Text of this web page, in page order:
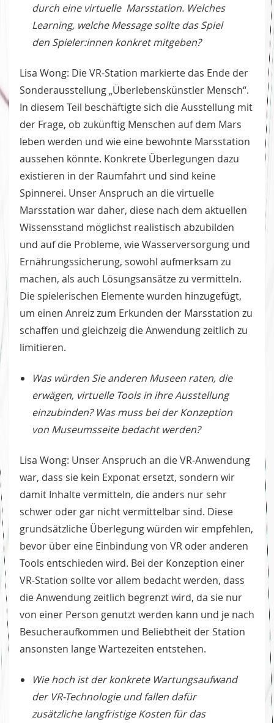
durch eine virtuelle Marsstation. Welches
Learning, welche Message sollte das Spiel
den Spieler:innen konkret mitgeben?
Lisa Wong: Die VR-Station markierte das Ende der
Sonderausstellung „Überlebenskünstler Mensch“.
In diesem Teil beschäftigte sich die Ausstellung mit
der Frage, ob zukünftig Menschen auf dem Mars
leben werden und wie eine bewohnte Marsstation
aussehen könnte. Konkrete Überlegungen dazu
existieren in der Raumfahrt und sind keine
Spinnerei. Unser Anspruch an die virtuelle
Marsstation war daher, diese nach dem aktuellen
Wissensstand möglichst realistisch abzubilden
und auf die Probleme, wie Wasserversorgung und
Ernährungssicherung, sowohl aufmerksam zu
machen, als auch Lösungsansätze zu vermitteln.
Die spielerischen Elemente wurden hinzugefügt,
um einen Anreiz zum Erkunden der Marsstation zu
schaffen und gleichzeig die Anwendung zeitlich zu
limitieren.
Was würden Sie anderen Museen raten, die
erwägen, virtuelle Tools in ihre Ausstellung
einzubinden? Was muss bei der Konzeption
von Museumsseite bedacht werden?
Lisa Wong: Unser Anspruch an die VR-Anwendung
war, dass sie kein Exponat ersetzt, sondern wir
damit Inhalte vermitteln, die anders nur sehr
schwer oder gar nicht vermittelbar sind. Diese
grundsätzliche Überlegung würden wir empfehlen,
bevor über eine Einbindung von VR oder anderen
Tools entschieden wird. Bei der Konzeption einer
VR-Station sollte vor allem bedacht werden, dass
die Anwendung zeitlich begrenzt wird, da sie nur
von einer Person genutzt werden kann und je nach
Besucheraufkommen und Beliebtheit der Station
ansonsten lange Wartezeiten entstehen.
Wie hoch ist der konkrete Wartungsaufwand
der VR-Technologie und fallen dafür
zusätzliche langfristige Kosten für das